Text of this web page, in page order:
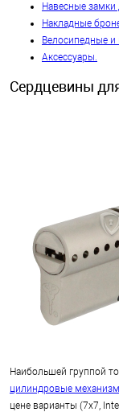
Навесные
Накладные
Велосипедные и
Аксессуары.
Сердцевины
Наибольшей группой
цилиндровые
цене варианты (7x7,